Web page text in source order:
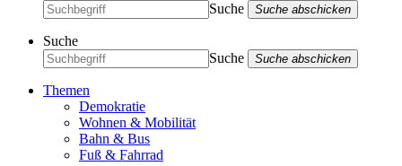
Suche
Suche abschicken
Suche
Suche
Suche abschicken
Themen
Demokratie
Wohnen & Mobilität
Bahn & Bus
Fuß & Fahrrad